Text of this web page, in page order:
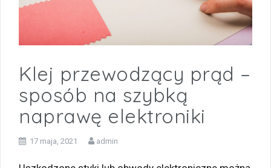
Klej przewodzący prąd –
sposób na szybką
naprawę elektroniki
17 maja, 2021 admin